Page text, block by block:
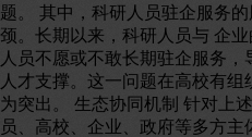
题。 其中，科研人员驻企服务
颈。长期以来，科研人员与 企
人员不愿或不敢长期驻企服务
人才支撑。这一问题在高校有
为突出。 生态协同机制 针对上
员、高校、企业、政府等多方